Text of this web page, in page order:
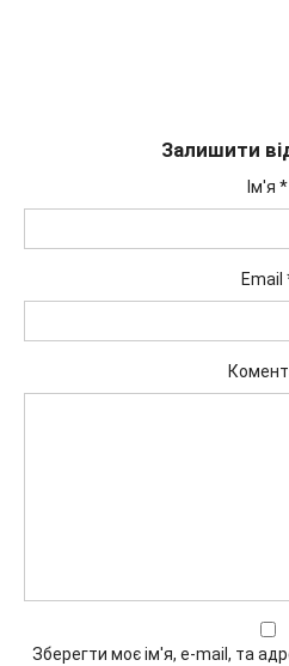
Залишити
Ім'я *
Email
Зберегти моє ім'я, e-mail, та